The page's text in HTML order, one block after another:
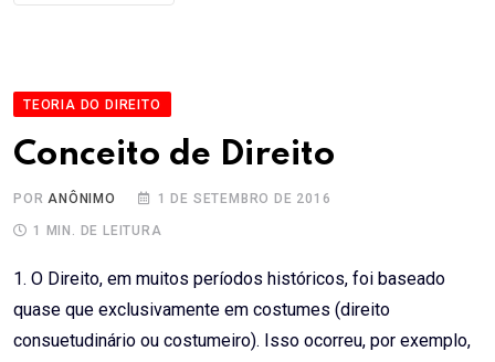
TEORIA DO DIREITO
Conceito de Direito
PORANÔNIMO 1 DE SETEMBRO DE 2016
1 MIN. DE LEITURA
1. O Direito, em muitos períodos históricos, foi baseado
quase que exclusivamente em costumes (direito
consuetudinário ou costumeiro). Isso ocorreu, por exemplo,